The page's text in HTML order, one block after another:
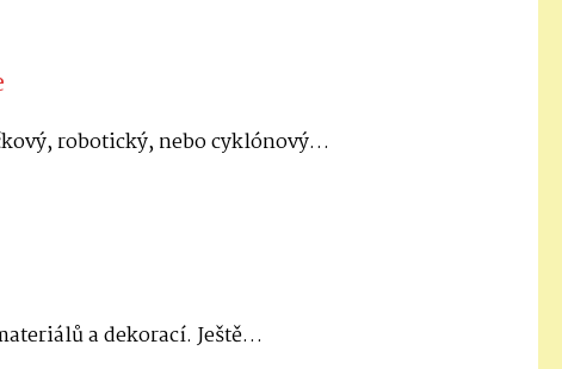
robotický, nebo cyklónový…
a dekorací. Ještě…